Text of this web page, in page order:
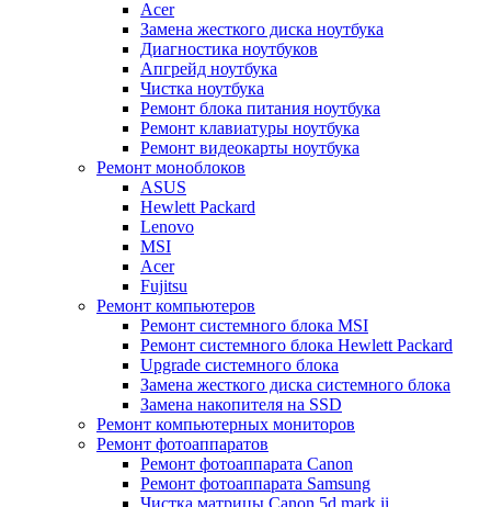
Acer
Замена жесткого диска ноутбука
Диагностика ноутбуков
Апгрейд ноутбука
Чистка ноутбука
Ремонт блока питания ноутбука
Ремонт клавиатуры ноутбука
Ремонт видеокарты ноутбука
Ремонт моноблоков
ASUS
Hewlett Packard
Lenovo
MSI
Acer
Fujitsu
Ремонт компьютеров
Ремонт системного блока MSI
Ремонт системного блока Hewlett Packard
Upgrade системного блока
Замена жесткого диска системного блока
Замена накопителя на SSD
Ремонт компьютерных мониторов
Ремонт фотоаппаратов
Ремонт фотоаппарата Canon
Ремонт фотоаппарата Samsung
Чистка матрицы Canon 5d mark ii